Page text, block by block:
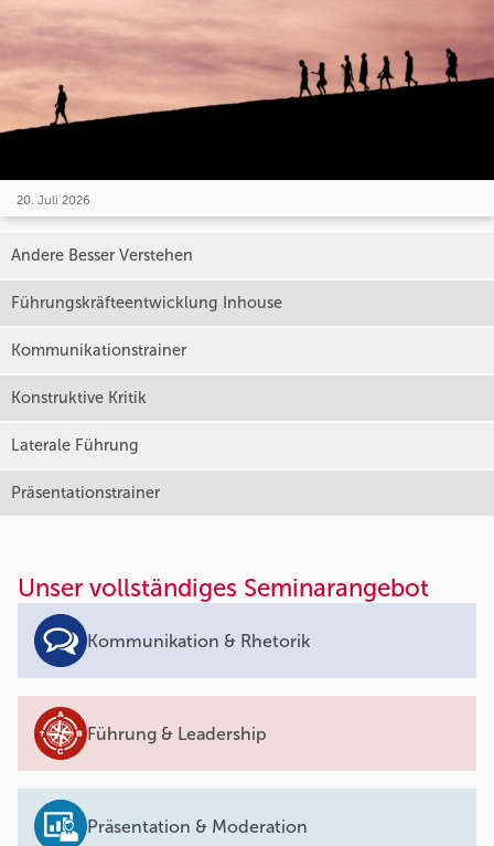
20. Juli 2026
Andere Besser Verstehen
Führungskräfteentwicklung Inhouse
Kommunikationstrainer
Konstruktive Kritik
Laterale Führung
Präsentationstrainer
Unser vollständiges Seminarangebot
Kommunikation & Rhetorik
Führung & Leadership
Präsentation & Moderation